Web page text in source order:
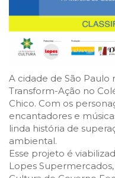
A cidade de São
Transform-Ação no
Chico. Com os
encantadores e
linda história de
ambiental.
Esse projeto é
Lopes